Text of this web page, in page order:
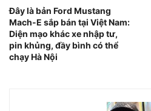
Đây là bản Ford Mustang
Mach-E sắp bán tại Việt Nam:
Diện mạo khác xe nhập tư,
pin khủng, đầy bình có thể
chạy Hà Nội